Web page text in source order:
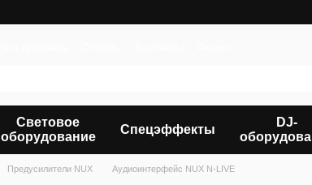
Световое
оборудование
Спецэффекты
DJ-
Предусилители NUX Аудиоинтерфейс NUX N-LIVE